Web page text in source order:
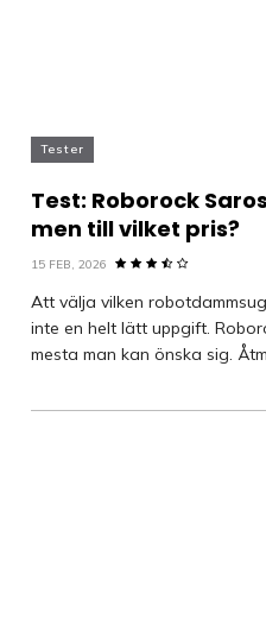
Tester
Test: Roborock
men till vilket pris?
15 FEB, 2026
Att välja vilken
inte en helt lätt uppgift.
mesta man kan önska sig.